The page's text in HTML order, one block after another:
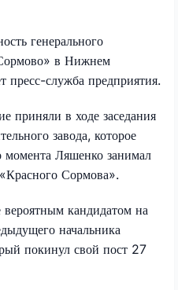
генерального
в Нижнем
пресс-служба предприятия.
приняли в ходе заседания
завода, которое
момента Ляшенко занимал
Сормова».
кандидатом на
начальника
покинул свой пост 27